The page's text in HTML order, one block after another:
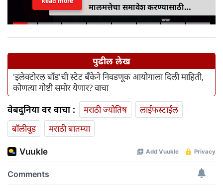
मालमत्तेचा समावेश करण्यासाठी
एमपीआयडी कायद्यात दुरुस्ती केली
पुढील लेख
'इलेक्टोरल बाँड'ची स्टेट बॅंकेने निवडणूक आयोगाला दिली माहिती,
कोणत्या गोष्टी समोर येणार? वाचा
वेबदुनिया वर वाचा : मराठी ज्योतिष
लाईफस्टाईल
बॉलीवूड
मराठी बातम्या